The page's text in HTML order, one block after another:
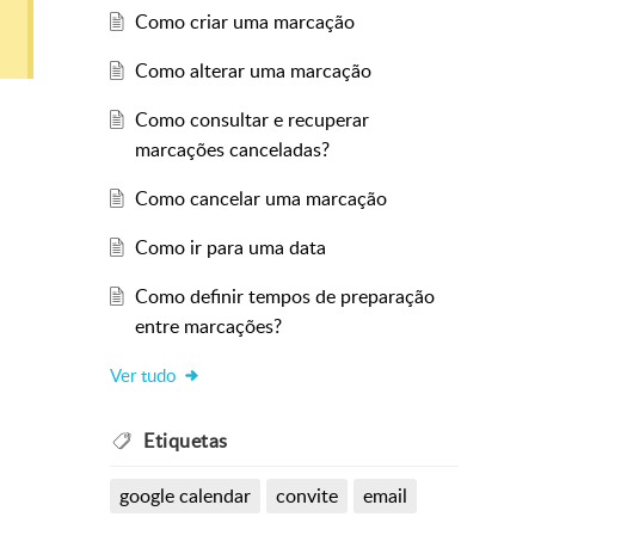
Como criar uma marcação
Como alterar uma marcação
Como consultar e recuperar
marcações canceladas?
Como cancelar uma marcação
Como ir para uma data
Como definir tempos de preparação
entre marcações?
Ver tudo
Etiquetas
google calendar convite email